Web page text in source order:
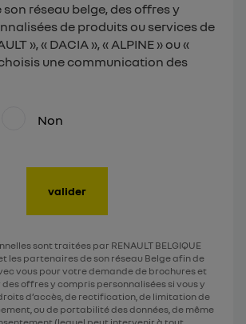
réseau belge, des offres y
de produits ou services de
», « DACIA », « ALPINE » ou «
choisis une communication des
Non
valider
sont traitées par RENAULT BELGIQUE
et les partenaires de son réseau Belge afin de
vous pour votre demande de brochures et
offres y compris personnalisées si vous y
d’accès, de rectification, de limitation de
ou de portabilité des données, de même